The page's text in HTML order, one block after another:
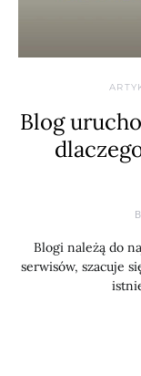
Blog
Blogi należą do
serwisów, szacuje